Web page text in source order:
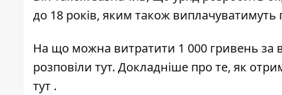
до 18 років, яким також виплачуватимуть
На що можна витратити 1 000 гривень за
розповіли тут. Докладніше про те, як
тут .